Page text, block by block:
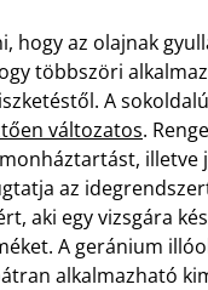
hogy az olajnak
többszöri
A
változatos.
illetve
az
aki egy vizsgára
A geránium
alkalmazható